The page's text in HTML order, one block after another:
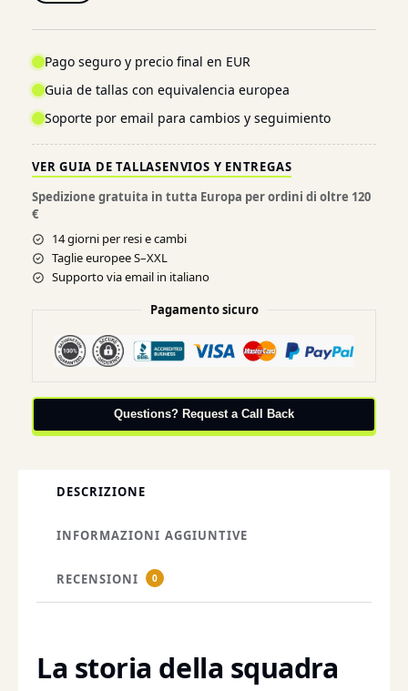
Pago seguro y precio final en EUR
Guia de tallas con equivalencia europea
Soporte por email para cambios y seguimiento
VER GUIA DE TALLASENVIOS Y ENTREGAS
Spedizione gratuita in tutta Europa per ordini di oltre 120
€
14 giorni per resi e cambi
Taglie europee S–XXL
Supporto via email in italiano
Pagamento sicuro
Questions? Request a Call Back
DESCRIZIONE
INFORMAZIONI AGGIUNTIVE
RECENSIONI 0
La storia della squadra